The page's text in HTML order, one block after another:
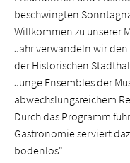
beschwingten
Willkommen zu unserer
Jahr verwandeln wir
der Historischen
Junge Ensembles der
abwechslungsreichem
Durch das Programm
Gastronomie serviert
bodenlos".